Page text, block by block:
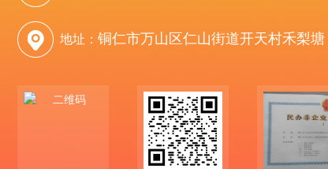
地址： 铜仁市万山区仁山街道开天村禾梨塘